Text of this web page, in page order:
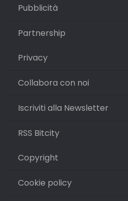
Pubblicità
Partnership
Privacy
Collabora con noi
Iscriviti alla Newsletter
RSS Bitcity
Copyright
Cookie policy